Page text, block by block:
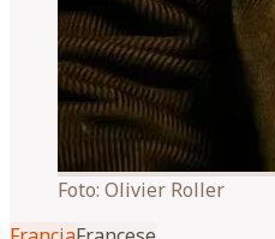
Foto: Olivier Roller